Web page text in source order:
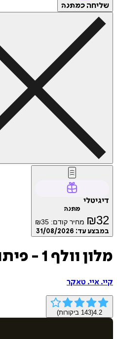
שליחה כמתנה
דיגיטלי
מתנה
₪32 מחיר קודם: ₪35
במבצע עד: 31/08/2026
מלון וולף 1 - פיתוי
קיי. איי. טאקר
4.2
(
143 ביקורות)